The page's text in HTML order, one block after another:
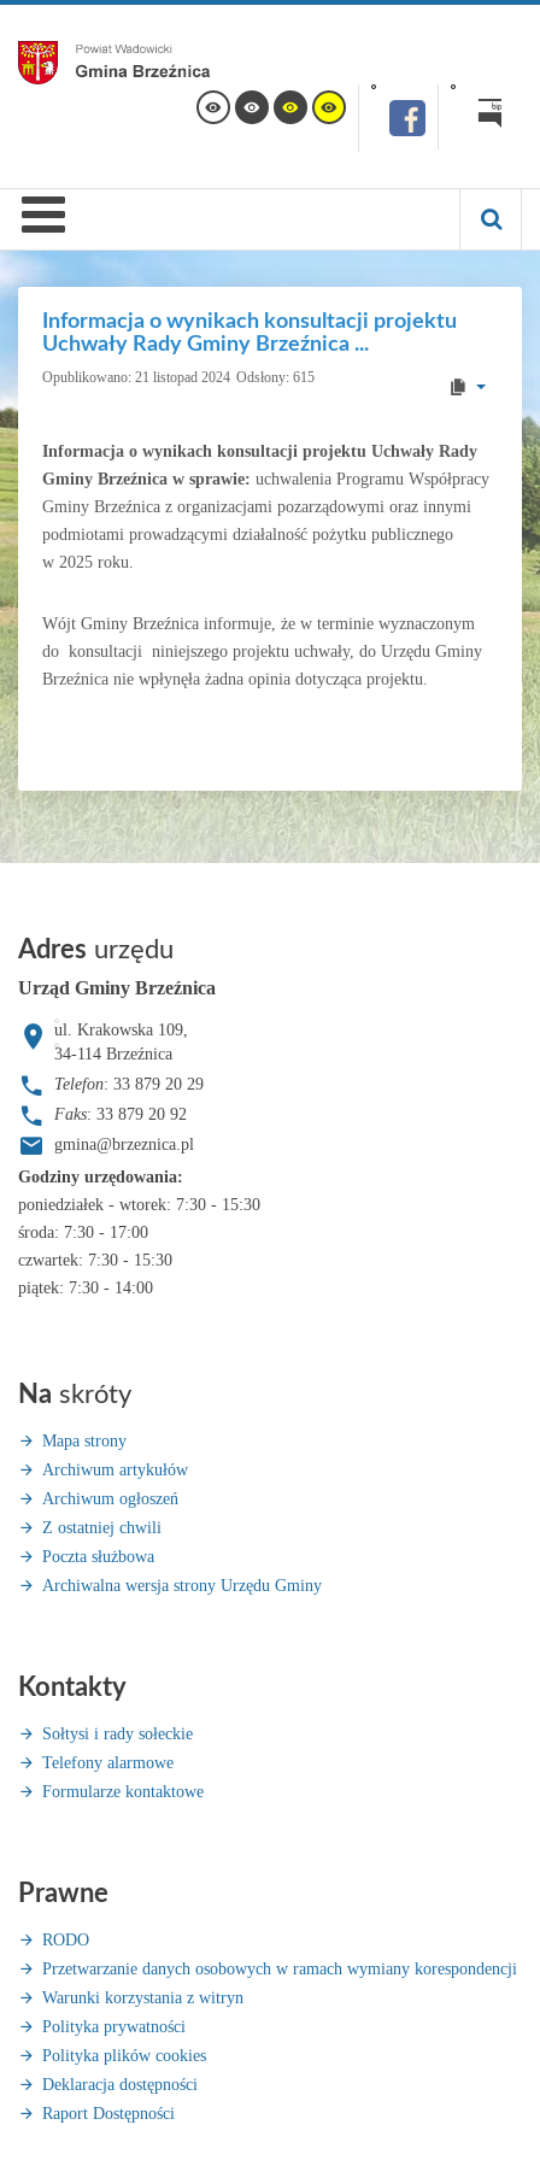
Informacja o wynikach konsultacji projektu
Uchwały Rady Gminy Brzeźnica ...
Opublikowano: 21 listopad 2024 Odsłony: 615
Informacja o wynikach konsultacji projektu Uchwały Rady
Gminy Brzeźnica w sprawie: uchwalenia Programu Współpracy
Gminy Brzeźnica z organizacjami pozarządowymi oraz innymi
podmiotami prowadzącymi działalność pożytku publicznego
w 2025 roku.
Wójt Gminy Brzeźnica informuje, że w terminie wyznaczonym
do konsultacji niniejszego projektu uchwały, do Urzędu Gminy
Brzeźnica nie wpłynęła żadna opinia dotycząca projektu.
Adres urzędu
Urząd Gminy Brzeźnica
ul. Krakowska 109,
34-114 Brzeźnica
Telefon: 33 879 20 29
Faks: 33 879 20 92
gmina@brzeznica.pl
Godziny urzędowania:
poniedziałek - wtorek: 7:30 - 15:30
środa: 7:30 - 17:00
czwartek: 7:30 - 15:30
piątek: 7:30 - 14:00
Na skróty
Mapa strony
Archiwum artykułów
Archiwum ogłoszeń
Z ostatniej chwili
Poczta służbowa
Archiwalna wersja strony Urzędu Gminy
Kontakty
Sołtysi i rady sołeckie
Telefony alarmowe
Formularze kontaktowe
Prawne
RODO
Przetwarzanie danych osobowych w ramach wymiany korespondencji
Warunki korzystania z witryn
Polityka prywatności
Polityka plików cookies
Deklaracja dostępności
Raport Dostępności